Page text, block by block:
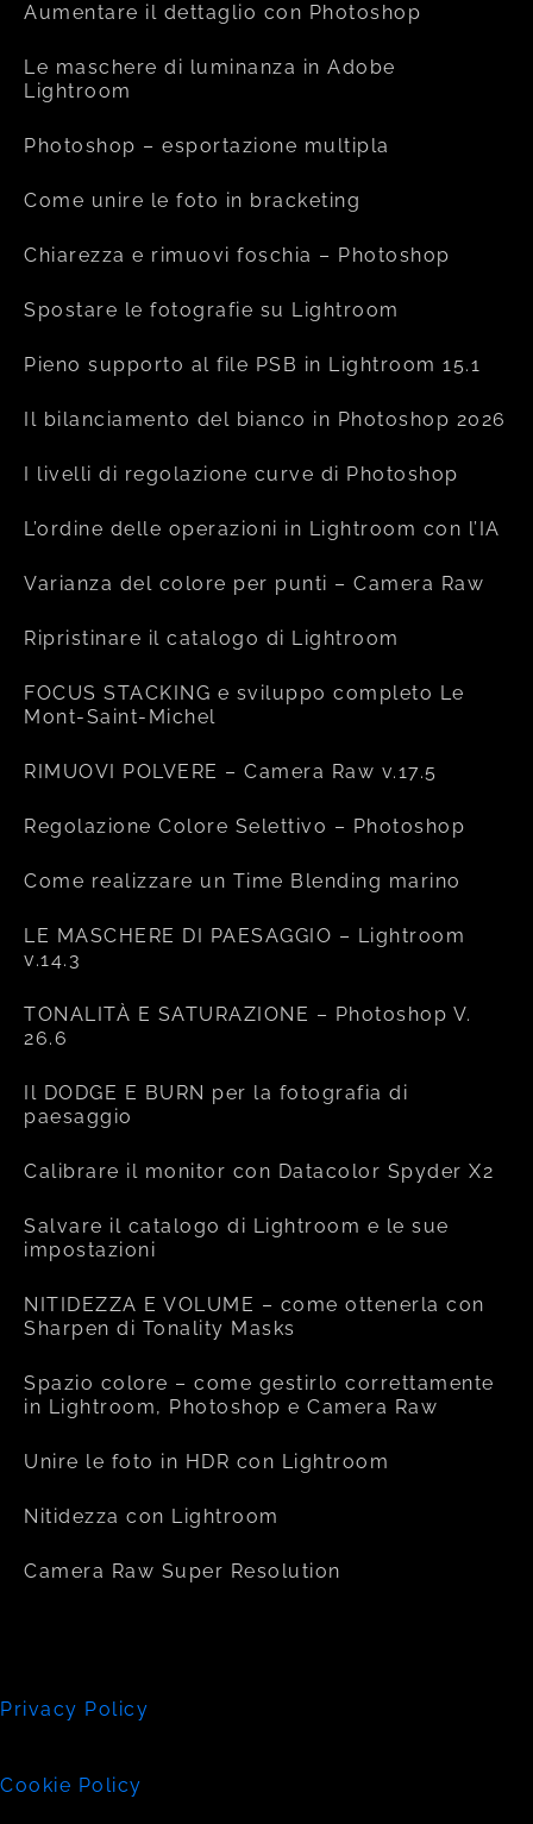
Aumentare il dettaglio con Photoshop
Le maschere di luminanza in Adobe
Lightroom
Photoshop – esportazione multipla
Come unire le foto in bracketing
Chiarezza e rimuovi foschia – Photoshop
Spostare le fotografie su Lightroom
Pieno supporto al file PSB in Lightroom 15.1
Il bilanciamento del bianco in Photoshop 2026
I livelli di regolazione curve di Photoshop
L’ordine delle operazioni in Lightroom con l’IA
Varianza del colore per punti – Camera Raw
Ripristinare il catalogo di Lightroom
FOCUS STACKING e sviluppo completo Le
Mont-Saint-Michel
RIMUOVI POLVERE – Camera Raw v.17.5
Regolazione Colore Selettivo – Photoshop
Come realizzare un Time Blending marino
LE MASCHERE DI PAESAGGIO – Lightroom
v.14.3
TONALITÀ E SATURAZIONE – Photoshop V.
26.6
Il DODGE E BURN per la fotografia di
paesaggio
Calibrare il monitor con Datacolor Spyder X2
Salvare il catalogo di Lightroom e le sue
impostazioni
NITIDEZZA E VOLUME – come ottenerla con
Sharpen di Tonality Masks
Spazio colore – come gestirlo correttamente
in Lightroom, Photoshop e Camera Raw
Unire le foto in HDR con Lightroom
Nitidezza con Lightroom
Camera Raw Super Resolution
Privacy Policy
Cookie Policy